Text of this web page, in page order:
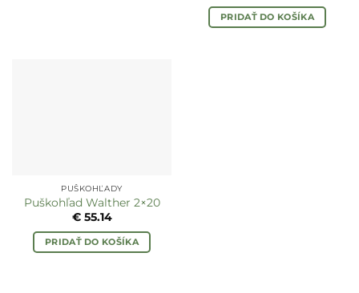
PRIDAŤ DO KOŠÍKA
PUŠKOHĽADY
Puškohľad Walther 2×20
€55.14
PRIDAŤ DO KOŠÍKA